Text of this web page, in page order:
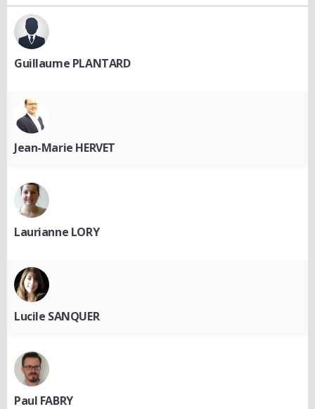
Guillaume PLANTARD
Jean-Marie HERVET
Laurianne LORY
Lucile SANQUER
Paul FABRY